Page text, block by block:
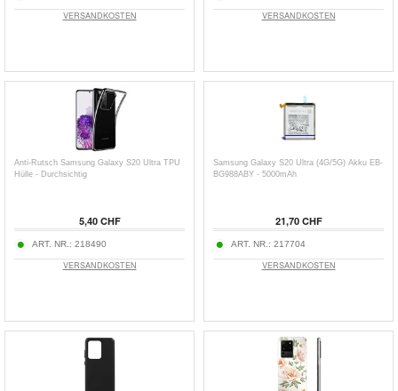
VERSANDKOSTEN VERSANDKOSTEN
Anti-Rutsch Samsung Galaxy S20 Ultra TPU
Hülle - Durchsichtig
5,40 CHF
ART. NR.: 218490
VERSANDKOSTEN
Samsung Galaxy S20 Ultra (4G/5G) Akku EB-
BG988ABY - 5000mAh
21,70 CHF
ART. NR.: 217704
VERSANDKOSTEN